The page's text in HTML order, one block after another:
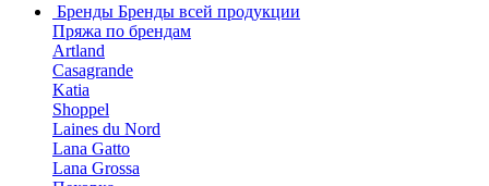
Бренды Бренды всей продукции
Пряжа по брендам
Artland
Casagrande
Katia
Shoppel
Laines du Nord
Lana Gatto
Lana Grossa